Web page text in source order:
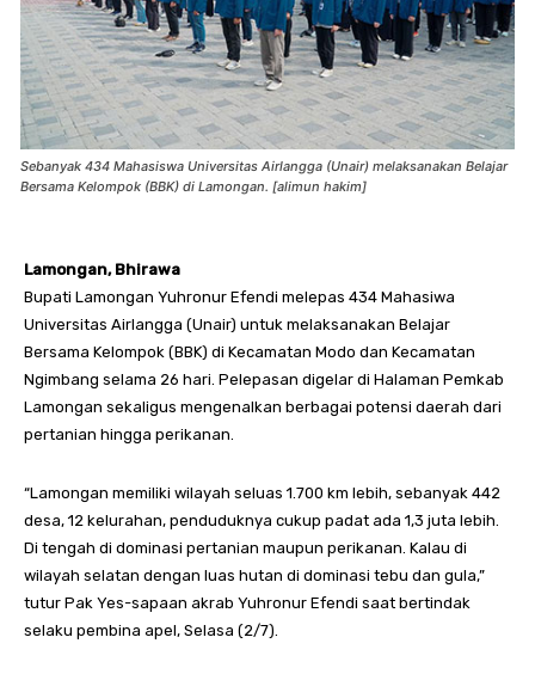
Sebanyak 434 Mahasiswa Universitas Airlangga (Unair) melaksanakan Belajar
Bersama Kelompok (BBK) di Lamongan. [alimun hakim]
Lamongan, Bhirawa
Bupati Lamongan Yuhronur Efendi melepas 434 Mahasiwa
Universitas Airlangga (Unair) untuk melaksanakan Belajar
Bersama Kelompok (BBK) di Kecamatan Modo dan Kecamatan
Ngimbang selama 26 hari. Pelepasan digelar di Halaman Pemkab
Lamongan sekaligus mengenalkan berbagai potensi daerah dari
pertanian hingga perikanan.
“Lamongan memiliki wilayah seluas 1.700 km lebih, sebanyak 442
desa, 12 kelurahan, penduduknya cukup padat ada 1,3 juta lebih.
Di tengah di dominasi pertanian maupun perikanan. Kalau di
wilayah selatan dengan luas hutan di dominasi tebu dan gula,”
tutur Pak Yes-sapaan akrab Yuhronur Efendi saat bertindak
selaku pembina apel, Selasa (2/7).